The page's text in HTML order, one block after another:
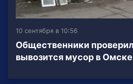
10 сентября в 10:56
Общественники
вывозится мусор в Омске